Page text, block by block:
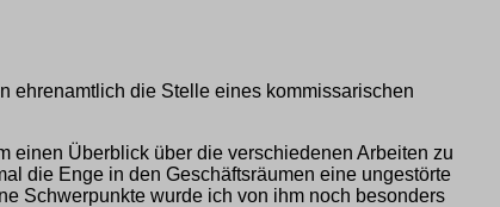
ehrenamtlich die Stelle eines kommissarischen
einen Überblick über die verschiedenen Arbeiten zu
die Enge in den Geschäftsräumen eine ungestörte
Schwerpunkte wurde ich von ihm noch besonders